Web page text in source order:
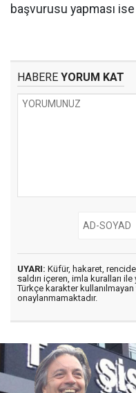
başvurusu yapması
HABERE YORUM KAT
UYARI: Küfür, hakaret,
saldırı içeren, imla kuralları ile
Türkçe karakter
onaylanmamaktadır.